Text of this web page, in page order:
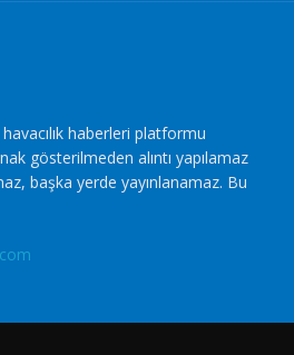
haberleri platformu
gösterilmeden alıntı yapılamaz
başka yerde yayınlanamaz. Bu